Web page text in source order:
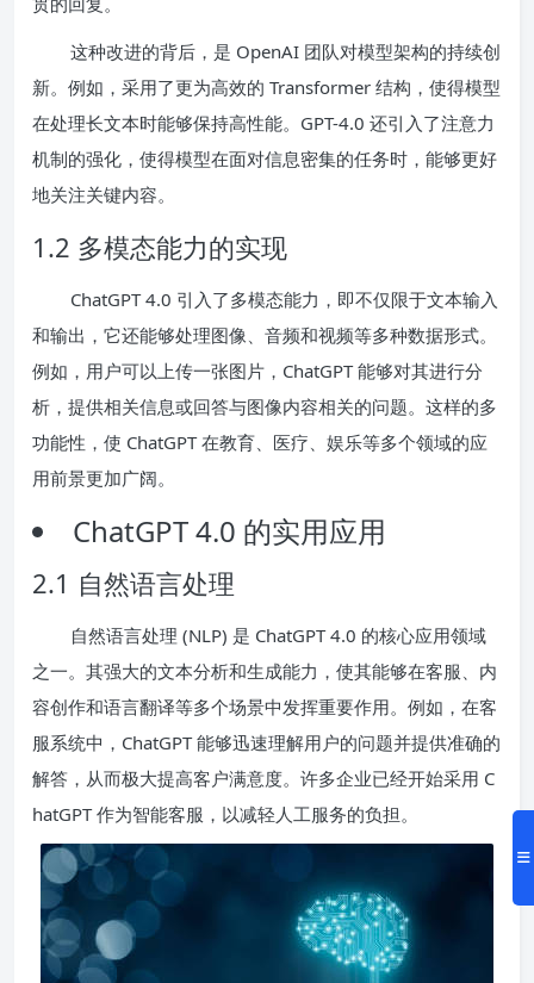
这种改进的背后，是 OpenAI 团队对模型架构的持续创
新。例如，采用了更为高效的 Transformer 结构，使得模型
在处理长文本时能够保持高性能。GPT-4.0 还引入了注意力
机制的强化，使得模型在面对信息密集的任务时，能够更好
地关注关键内容。
1.2 多模态能力的实现
ChatGPT 4.0 引入了多模态能力，即不仅限于文本输入
和输出，它还能够处理图像、音频和视频等多种数据形式。
例如，用户可以上传一张图片，ChatGPT 能够对其进行分
析，提供相关信息或回答与图像内容相关的问题。这样的多
功能性，使 ChatGPT 在教育、医疗、娱乐等多个领域的应
用前景更加广阔。
ChatGPT 4.0 的实用应用
2.1 自然语言处理
自然语言处理 (NLP) 是 ChatGPT 4.0 的核心应用领域
之一。其强大的文本分析和生成能力，使其能够在客服、内
容创作和语言翻译等多个场景中发挥重要作用。例如，在客
服系统中，ChatGPT 能够迅速理解用户的问题并提供准确的
解答，从而极大提高客户满意度。许多企业已经开始采用 C
hatGPT 作为智能客服，以减轻人工服务的负担。